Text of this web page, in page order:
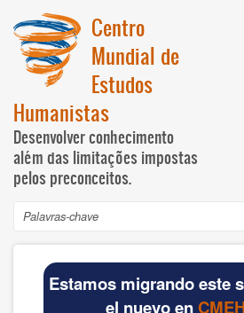
para
conteúdo
principal
Centro
Mundial de
Estudos
Humanistas
Desenvolver conhecimento
além das limitações impostas
pelos preconceitos.
Pesquisar
principal
INICIO
DOCUMENTOS BÁSICOS
Estamos migrando este
el nuevo en